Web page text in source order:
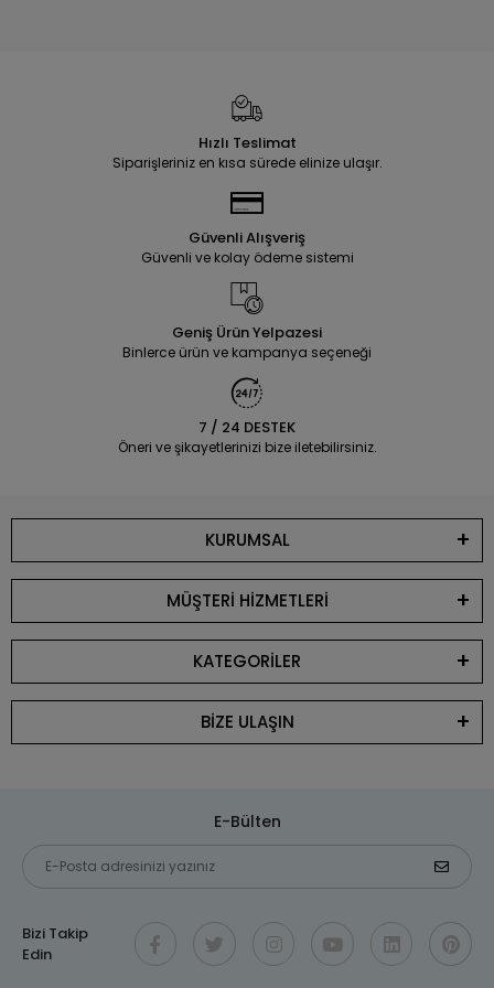
Hızlı Teslimat
Siparişleriniz en kısa sürede elinize ulaşır.
Güvenli Alışveriş
Güvenli ve kolay ödeme sistemi
Geniş Ürün Yelpazesi
Binlerce ürün ve kampanya seçeneği
7 / 24 DESTEK
Öneri ve şikayetlerinizi bize iletebilirsiniz.
KURUMSAL
MÜŞTERİ HİZMETLERİ
KATEGORİLER
BİZE ULAŞIN
E-Bülten
Bizi Takip
Edin